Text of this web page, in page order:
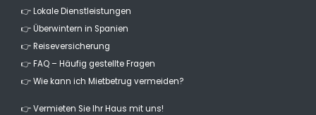
👉 Lokale Dienstleistungen
👉 Überwintern in Spanien
👉 Reiseversicherung
👉 FAQ – Häufig gestellte Fragen
👉 Wie kann ich Mietbetrug vermeiden?
👉 Vermieten Sie Ihr Haus mit uns!